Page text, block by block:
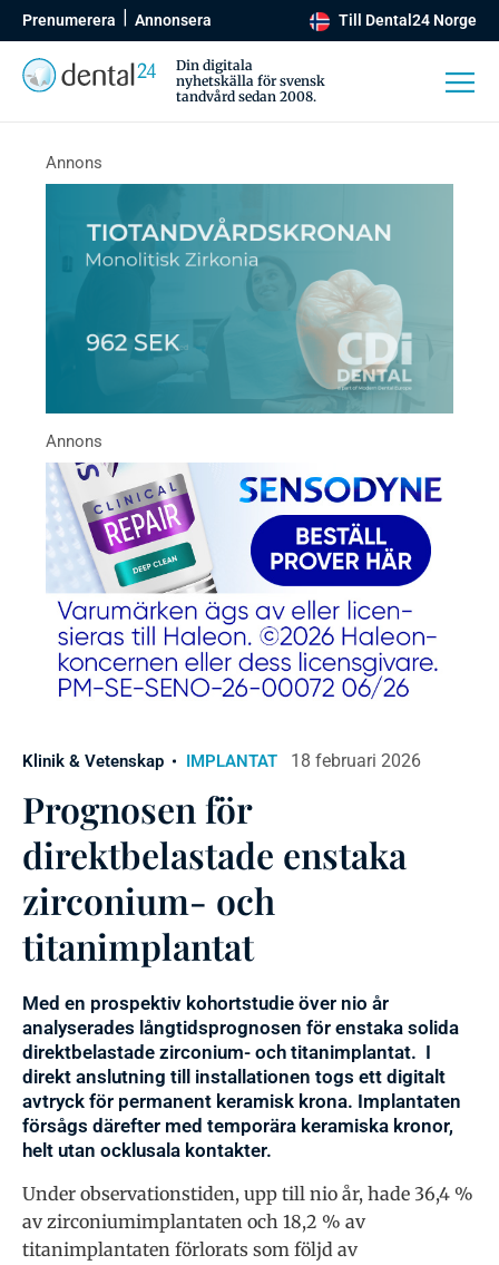
Prenumerera Annonsera Till Dental24 Norge
Din digitala
nyhetskälla för svensk
tandvård sedan 2008.
Klinik & Vetenskap IMPLANTAT 18 februari 2026
Prognosen för
direktbelastade enstaka
zirconium- och
titanimplantat
Med en prospektiv kohortstudie över nio år
analyserades långtidsprognosen för enstaka solida
direktbelastade zirconium- och titanimplantat. I
direkt anslutning till installationen togs ett digitalt
avtryck för permanent keramisk krona. Implantaten
försågs därefter med temporära keramiska kronor,
helt utan ocklusala kontakter.
Under observationstiden, upp till nio år, hade 36,4 %
av zirconiumimplantaten och 18,2 % av
titanimplantaten förlorats som följd av